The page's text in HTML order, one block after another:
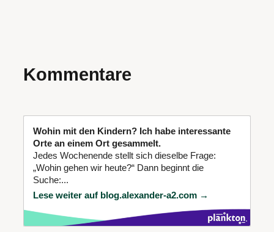
Kommentare
Wohin mit den Kindern? Ich habe interessante
Orte an einem Ort gesammelt.
Jedes Wochenende stellt sich dieselbe Frage:
„Wohin gehen wir heute?“ Dann beginnt die
Suche:...
Lese weiter auf blog.alexander-a2.com →